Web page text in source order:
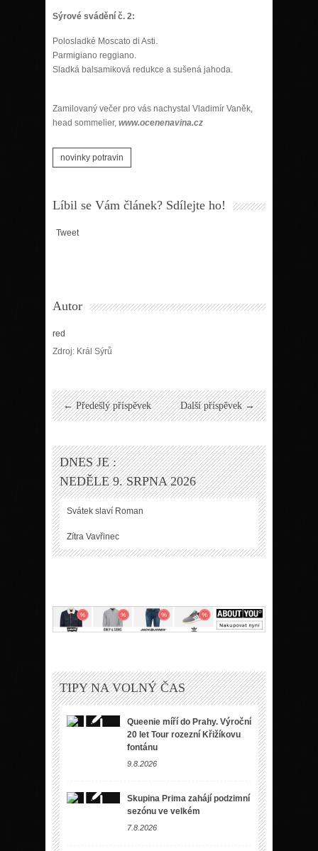
Sýrové svádění č. 2:
Polosladké Moscato di Asti.
Parmigiano reggiano.
Sladká balsamiková redukce a sušená jahoda.
Zamilovaný večer pro vás nachystal Vladimír Vaněk,
head sommelier, www.ocenenavina.cz
novinky potravin
Líbil se Vám článek? Sdílejte ho!
Tweet
Autor
red
Zdroj: Král Sýrů
← Předešlý příspěvek Další příspěvek →
DNES JE :
NEDĚLE 9. SRPNA 2026
Svátek slaví Roman
Zítra Vavřinec
TIPY NA VOLNÝ ČAS
Queenie míří do Prahy. Výroční
20 let Tour rozezní Křižíkovu
fontánu
9.8.2026
Skupina Prima zahájí podzimní
sezónu ve velkém
7.8.2026